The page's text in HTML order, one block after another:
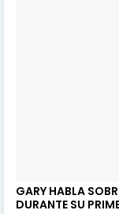
GARY HABLA
DURANTE SU